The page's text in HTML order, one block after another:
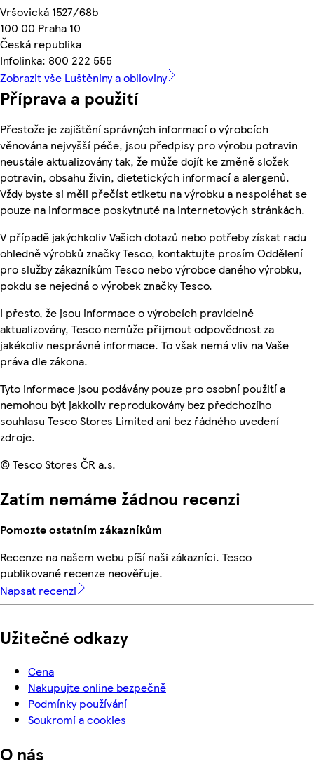
Vršovická 1527/68b
100 00 Praha 10
Česká republika
Infolinka: 800 222 555
Zobrazit vše Luštěniny a obiloviny
Příprava a použití
Přestože je zajištění správných informací o výrobcích
věnována nejvyšší péče, jsou předpisy pro výrobu potravin
neustále aktualizovány tak, že může dojít ke změně složek
potravin, obsahu živin, dietetických informací a alergenů.
Vždy byste si měli přečíst etiketu na výrobku a nespoléhat se
pouze na informace poskytnuté na internetových stránkách.
V případě jakýchkoliv Vašich dotazů nebo potřeby získat radu
ohledně výrobků značky Tesco, kontaktujte prosím Oddělení
pro služby zákazníkům Tesco nebo výrobce daného výrobku,
pokdu se nejedná o výrobek značky Tesco.
I přesto, že jsou informace o výrobcích pravidelně
aktualizovány, Tesco nemůže přijmout odpovědnost za
jakékoliv nesprávné informace. To však nemá vliv na Vaše
práva dle zákona.
Tyto informace jsou podávány pouze pro osobní použití a
nemohou být jakkoliv reprodukovány bez předchozího
souhlasu Tesco Stores Limited ani bez řádného uvedení
zdroje.
© Tesco Stores ČR a.s.
Zatím nemáme žádnou recenzi
Pomozte ostatním zákazníkům
Recenze na našem webu píší naši zákazníci. Tesco
publikované recenze neověřuje.
Napsat recenzi
Užitečné odkazy
Cena
Nakupujte online bezpečně
Podmínky používání
Soukromí a cookies
O nás